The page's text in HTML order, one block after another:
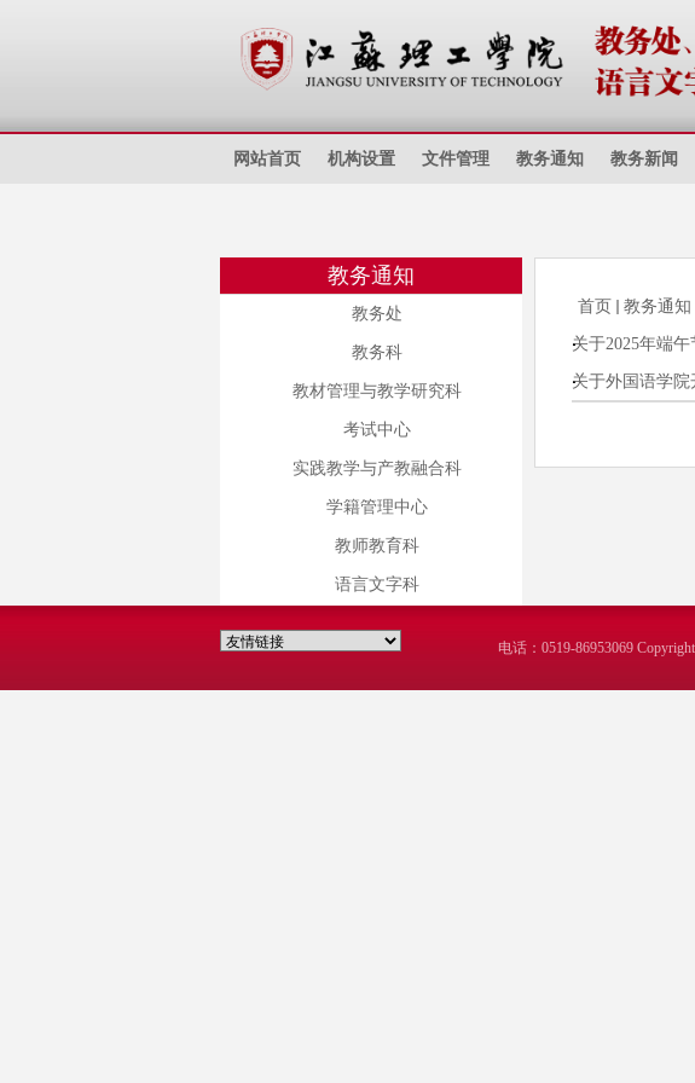
网站首页 机构设置 文件管理 教务通知 教务新闻
教务通知
教务处
教务科
教材管理与教学研究科
考试中心
实践教学与产教融合科
学籍管理中心
教师教育科
语言文字科
首页 教务通知
关于2025年端
关于外国语学
电话：0519-86953069